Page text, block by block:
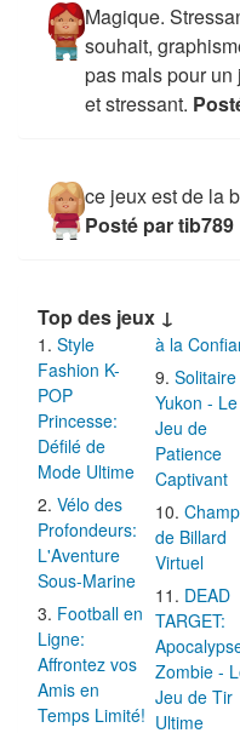
Magique.
souhait,
pas mals pour un
et stressant.
ce jeux est de la
Posté par tib789
Top des jeux ↓
Style
Fashion K-
POP
Princesse:
Défilé de
Mode Ultime
Vélo des
Profondeurs:
L'Aventure
Sous-Marine
Football en
Ligne:
Affrontez vos
Amis en
Temps Limité!
à la
Solitaire
Yukon - Le
Jeu de
Patience
Captivant
de Billard
Virtuel
DEAD
TARGET:
Zombie -
Jeu de Tir
Ultime